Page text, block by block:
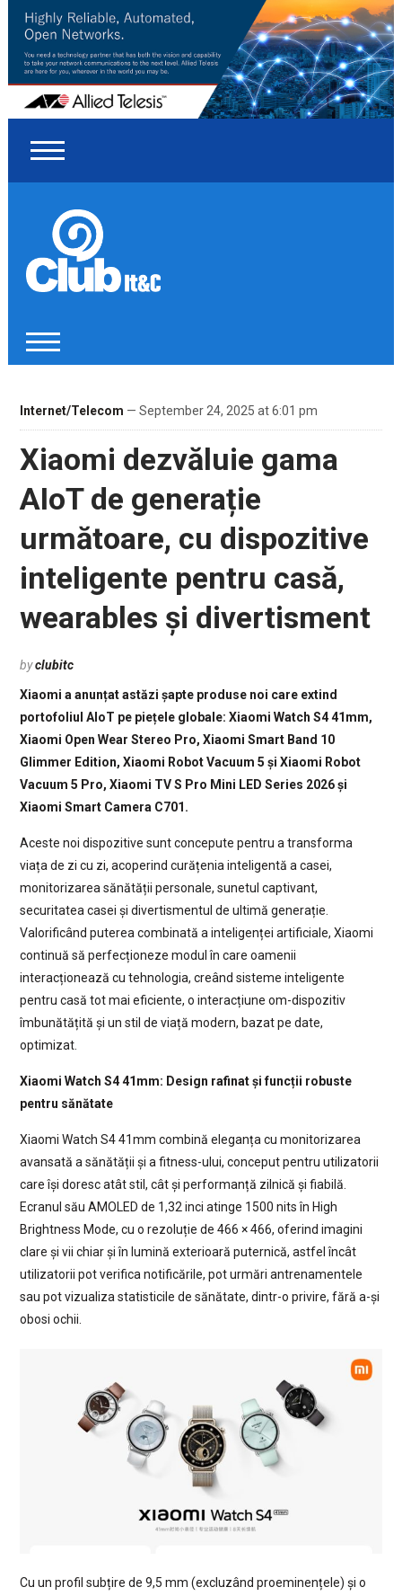
Internet/Telecom — September 24, 2025 at 6:01 pm
Xiaomi dezvăluie gama
AIoT de generație
următoare, cu dispozitive
inteligente pentru casă,
wearables și divertisment
byclubitc
Xiaomi a anunțat astăzi șapte produse noi care extind
portofoliul AIoT pe piețele globale: Xiaomi Watch S4 41mm,
Xiaomi Open Wear Stereo Pro, Xiaomi Smart Band 10
Glimmer Edition, Xiaomi Robot Vacuum 5 și Xiaomi Robot
Vacuum 5 Pro, Xiaomi TV S Pro Mini LED Series 2026 și
Xiaomi Smart Camera C701.
Aceste noi dispozitive sunt concepute pentru a transforma
viața de zi cu zi, acoperind curățenia inteligentă a casei,
monitorizarea sănătății personale, sunetul captivant,
securitatea casei și divertismentul de ultimă generație.
Valorificând puterea combinată a inteligenței artificiale, Xiaomi
continuă să perfecționeze modul în care oamenii
interacționează cu tehnologia, creând sisteme inteligente
pentru casă tot mai eficiente, o interacțiune om-dispozitiv
îmbunătățită și un stil de viață modern, bazat pe date,
optimizat.
Xiaomi Watch S4 41mm: Design rafinat și funcții robuste
pentru sănătate
Xiaomi Watch S4 41mm combină eleganța cu monitorizarea
avansată a sănătății și a fitness-ului, conceput pentru utilizatorii
care își doresc atât stil, cât și performanță zilnică și fiabilă.
Ecranul său AMOLED de 1,32 inci atinge 1500 nits în High
Brightness Mode, cu o rezoluție de 466 × 466, oferind imagini
clare și vii chiar și în lumină exterioară puternică, astfel încât
utilizatorii pot verifica notificările, pot urmări antrenamentele
sau pot vizualiza statisticile de sănătate, dintr-o privire, fără a-și
obosi ochii.
Cu un profil subțire de 9,5 mm (excluzând proeminențele) și o